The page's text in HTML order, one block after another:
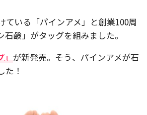
ている「パインアメ」と創業100周
鹸」がタッグを組みました。
が新発売。そう、パインアメが石
た！